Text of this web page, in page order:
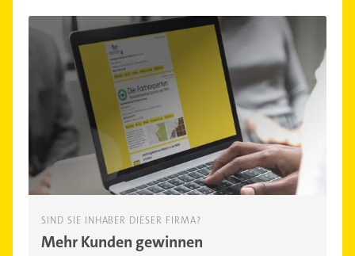
SIND SIE INHABER DIESER FIRMA?
Mehr Kunden gewinnen